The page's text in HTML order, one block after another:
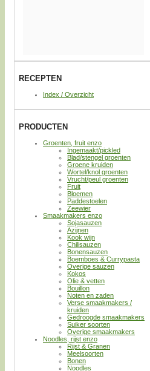
RECEPTEN
Index / Overzicht
PRODUCTEN
Groenten, fruit enzo
Ingemaakt/pickled
Blad/stengel groenten
Groene kruiden
Wortel/knol groenten
Vrucht/peul groenten
Fruit
Bloemen
Paddestoelen
Zeewier
Smaakmakers enzo
Sojasauzen
Azijnen
Kook wijn
Chilisauzen
Bonensauzen
Boemboes & Currypasta
Overige sauzen
Kokos
Olie & vetten
Bouillon
Noten en zaden
Verse smaakmakers /
kruiden
Gedroogde smaakmakers
Suiker soorten
Overige smaakmakers
Noodles, rijst enzo
Rijst & Granen
Meelsoorten
Bonen
Noodles